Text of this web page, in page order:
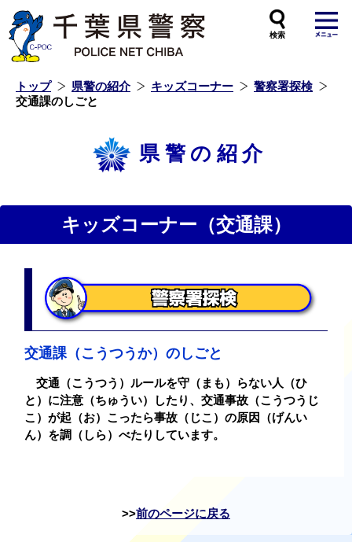
トップ 県警の紹介 キッズコーナー
警察署探検
交通課のしごと
県警の紹介
キッズコーナー（交通課）
交通課（こうつうか）のしごと
交通（こうつう）ルールを守 （まも） らない人 （ひ
と ） に注意 （ちゅうい） したり、交通事故 （こうつうじ
こ ）が起 （お） こったら事故 （ じこ ）の原因 （げんい
ん） を調（しら）べたりしています。
前のページに戻る